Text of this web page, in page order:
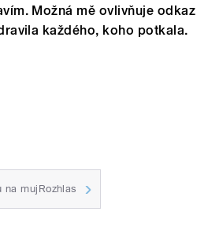
Možná mě ovlivňuje odkaz
každého, koho potkala.
mujRozhlas